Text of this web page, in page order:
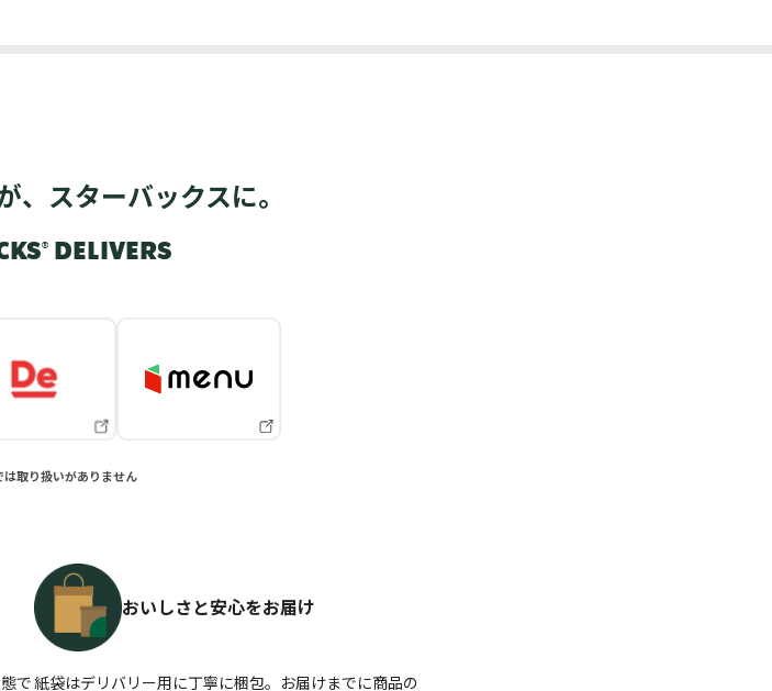
、スターバックスに。
DELIVERS
取り扱いがありません
で
おいしさと安心をお届け
紙袋はデリバリー用に丁寧に梱包。お届けまでに商品の